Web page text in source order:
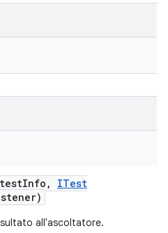
testInfo ,
ITest
all'ascoltatore.